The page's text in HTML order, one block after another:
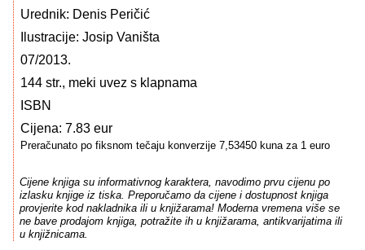
Urednik: Denis Peričić
Ilustracije: Josip Vaništa
07/2013.
144 str., meki uvez s klapnama
ISBN
Cijena: 7.83 eur
Preračunato po fiksnom tečaju konverzije 7,53450 kuna za 1 euro
Cijene knjiga su informativnog karaktera, navodimo prvu cijenu po
izlasku knjige iz tiska. Preporučamo da cijene i dostupnost knjiga
provjerite kod nakladnika ili u knjižarama! Moderna vremena više se
ne bave prodajom knjiga, potražite ih u knjižarama, antikvarijatima ili
u knjižnicama.